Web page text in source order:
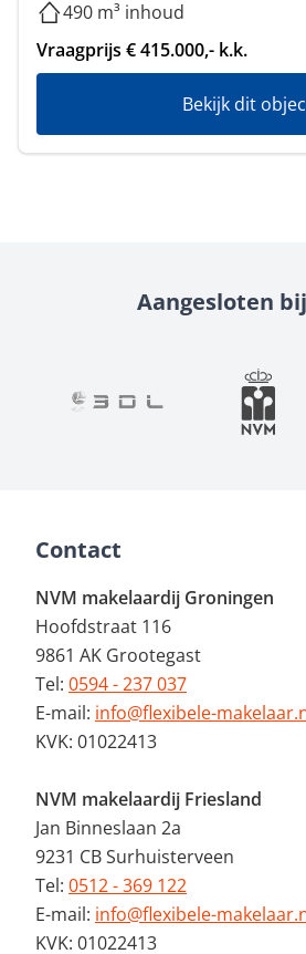
490 m³ inhoud
Vraagprijs € 415.000,- k.k.
Bekijk dit
Aangesloten
Contact
NVM makelaardij Groningen
Hoofdstraat 116
9861 AK Grootegast
Tel: 0594 - 237 037
E-mail: info@flexibele-
KVK: 01022413
NVM makelaardij Friesland
Jan Binneslaan 2a
9231 CB Surhuisterveen
Tel: 0512 - 369 122
E-mail: info@flexibele-
KVK: 01022413